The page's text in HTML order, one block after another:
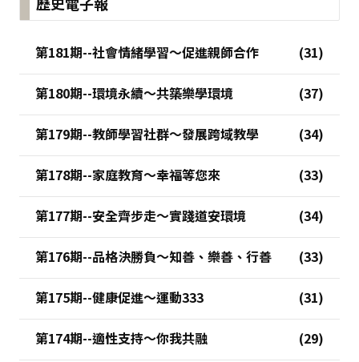
第181期--社會情緒學習～促進親師合作
第180期--環境永續～共築樂學環境
第179期--教師學習社群～發展跨域教學
第178期--家庭教育～幸福等您來
第177期--安全齊步走～實踐道安環境
第176期--品格決勝負～知善、樂善、行善
第175期--健康促進～運動333
第174期--適性支持～你我共融